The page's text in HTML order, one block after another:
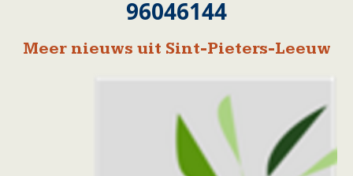
96046144
Meer nieuws uit Sint-Pieters-Leeuw